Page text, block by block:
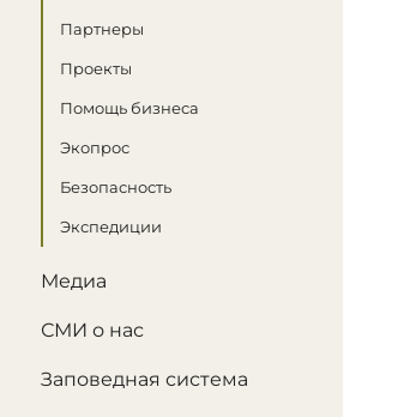
Партнеры
Проекты
Помощь бизнеса
Экопрос
Безопасность
Экспедиции
Медиа
СМИ о нас
Заповедная система